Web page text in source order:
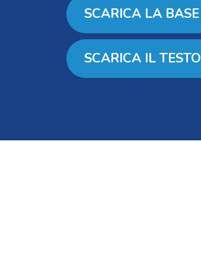
SCARICA LA BASE
SCARICA IL TESTO